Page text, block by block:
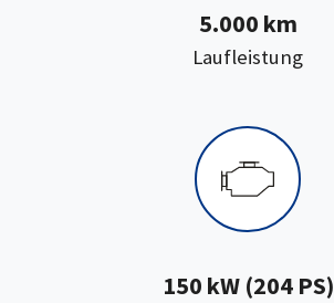
Laufleistung:
5.000 km
150 kW (204 PS)